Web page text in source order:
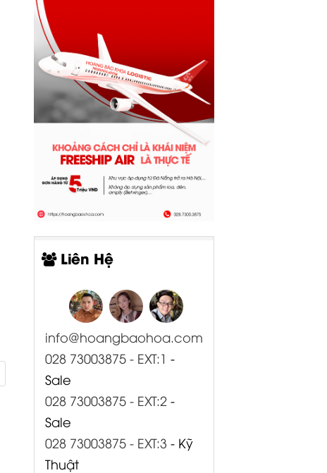
CP05-00519-
000 Bo Input
B1500XP
Behringer
CP05-00520-
000 Bo Input
Behringer
Liên Hệ
info@hoangbaohoa.com
028 73003875 - EXT:1 -
Sale
028 73003875 - EXT:2 -
Sale
028 73003875 - EXT:3 - Kỹ
Thuật